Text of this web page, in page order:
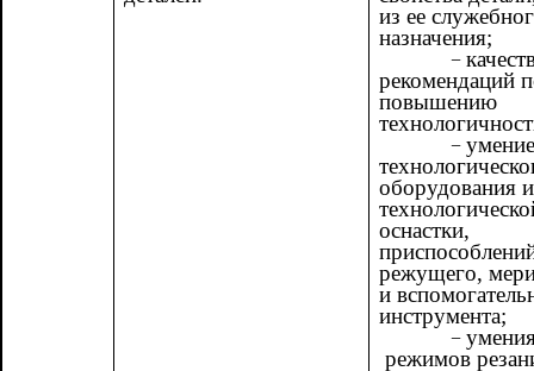
из ее
назначения;
рекомендаций
повышению
оборудования и
оснастки,
режущего,
и
инструмента;
режимов